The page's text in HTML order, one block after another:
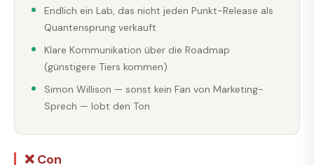
Endlich ein Lab, das nicht jeden Punkt-Release als
Quantensprung verkauft
Klare Kommunikation über die Roadmap
(günstigere Tiers kommen)
Simon Willison — sonst kein Fan von Marketing-
Sprech — lobt den Ton
❌ Con